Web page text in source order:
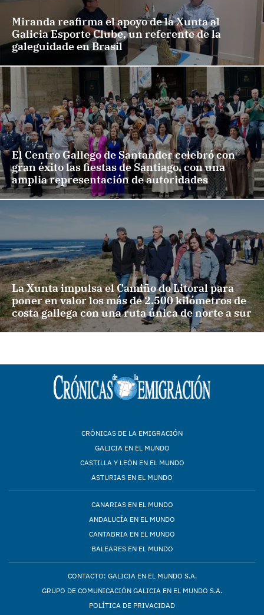
Miranda reafirma el apoyo de la Xunta al
Galicia Esporte Clube, un referente de la
galeguidade en Brasil
El Centro Gallego de Santander celebró con
gran éxito las fiestas de Santiago, con una
amplia representación de autoridades
La Xunta impulsa el Camiño do Litoral para
poner en valor los más de 2.500 kilómetros de
costa gallega con una ruta única de norte a sur
CRÓNICAS DE LA EMIGRACIÓN
GALICIA EN EL MUNDO
CASTILLA Y LEÓN EN EL MUNDO
ASTURIAS EN EL MUNDO
CANARIAS EN EL MUNDO
ANDALUCÍA EN EL MUNDO
CANTABRIA EN EL MUNDO
BALEARES EN EL MUNDO
CONTACTO: GALICIA EN EL MUNDO S.A.
GRUPO DE COMUNICACIÓN GALICIA EN EL MUNDO S.A.
POLÍTICA DE PRIVACIDAD